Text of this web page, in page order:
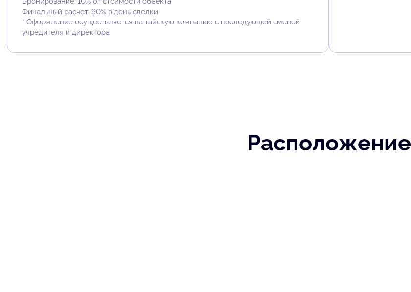
Финальный расчет: 90% в день сделки
* Оформление осуществляется на тайскую компанию с последующей сменой
учредителя и директора
Расположение